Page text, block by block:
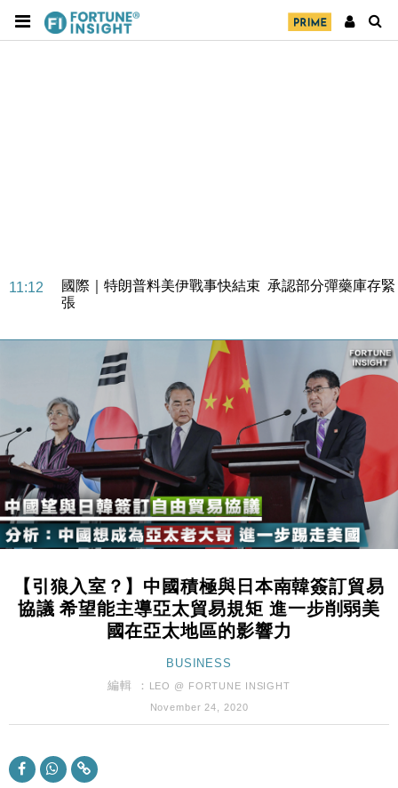
11:12
國際｜特朗普料美伊戰事快結束 承認部分彈藥庫存緊
張
財經｜精星香港夥菜鳥拓全球智慧倉儲市場 加快海外
市場落地
地產｜大酒店中期轉賺2300萬元 斥21億翻新香港及
東京半島
13:12
國際｜特朗普赴洛杉磯高球場活動前 男子攜槍彈被捕
12:30
財經｜香港7月PMI回落至51 企業擴張放慢兼縮減人
手
11:40
財經｜黑石傳再籌逾360億美元 支援Anthropic租用
10:57
財經｜美商務部擬擴大金屬關稅範圍 14類產品或加徵
25%
本地｜新世界K11 9月升級會員制度 增鉑金卡級別鎖
財經｜日本春季三度入市撐日圓 4月單日斥6.28萬億
日圓干預創新高
國際｜特朗普料美伊戰事快結束 承認部分彈藥庫存緊
15:59
財經｜SA售股自救後再出手 斥4億美元押注未上市公
【引狼入室？】中國積極與日本南韓簽訂貿易
協議 希望能主導亞太貿易規矩 進一步削弱美
國在亞太地區的影響力
BUSINESS
編輯 ：
LEO @ FORTUNE INSIGHT
November 24, 2020